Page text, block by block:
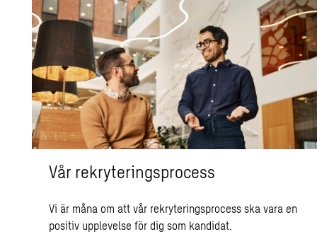
Vår rekryteringsprocess
Vi är måna om att vår rekryteringsprocess ska vara en
positiv upplevelse för dig som kandidat.